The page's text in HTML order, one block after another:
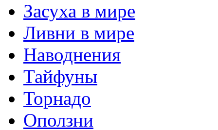
Засуха в мире
Ливни в мире
Наводнения
Тайфуны
Торнадо
Оползни